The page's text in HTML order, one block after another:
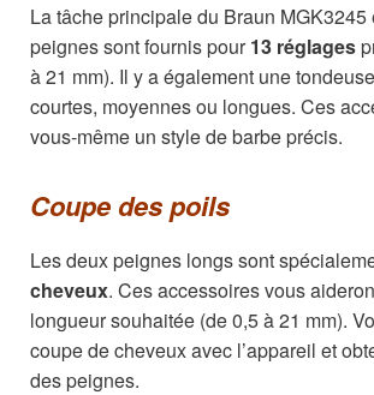
La tâche principale du Braun MGK3245
peignes sont fournis pour13 réglages
à 21 mm). Il y a également une
courtes, moyennes ou longues. Ces
vous-même un style de barbe précis.
Coupe des poils
Les deux peignes longs sont
cheveux. Ces accessoires vous
longueur souhaitée (de 0,5 à 21 mm).
coupe de cheveux avec l’appareil et
des peignes.